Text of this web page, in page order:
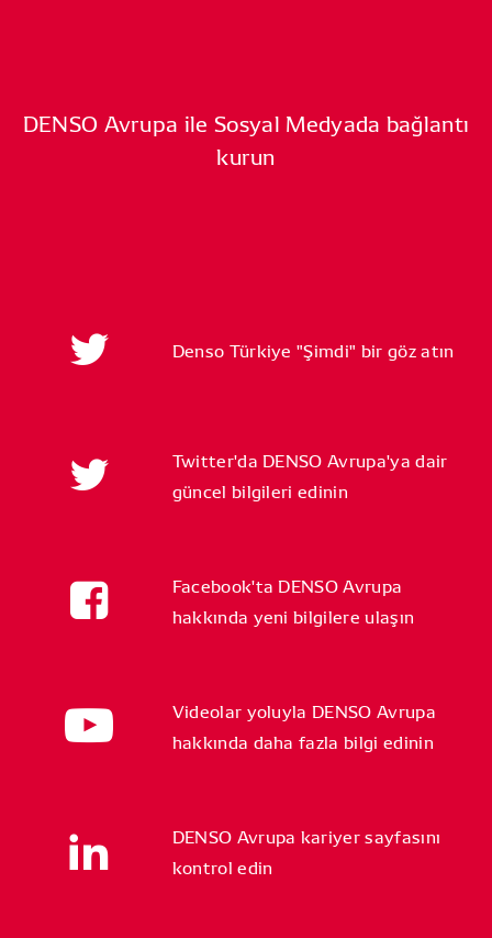
DENSO Avrupa ile Sosyal Medyada bağlantı
kurun
Denso Türkiye "Şimdi" bir göz atın
Twitter'da DENSO Avrupa'ya dair
güncel bilgileri edinin
Facebook'ta DENSO Avrupa
hakkında yeni bilgilere ulaşın
Videolar yoluyla DENSO Avrupa
hakkında daha fazla bilgi edinin
DENSO Avrupa kariyer sayfasını
kontrol edin